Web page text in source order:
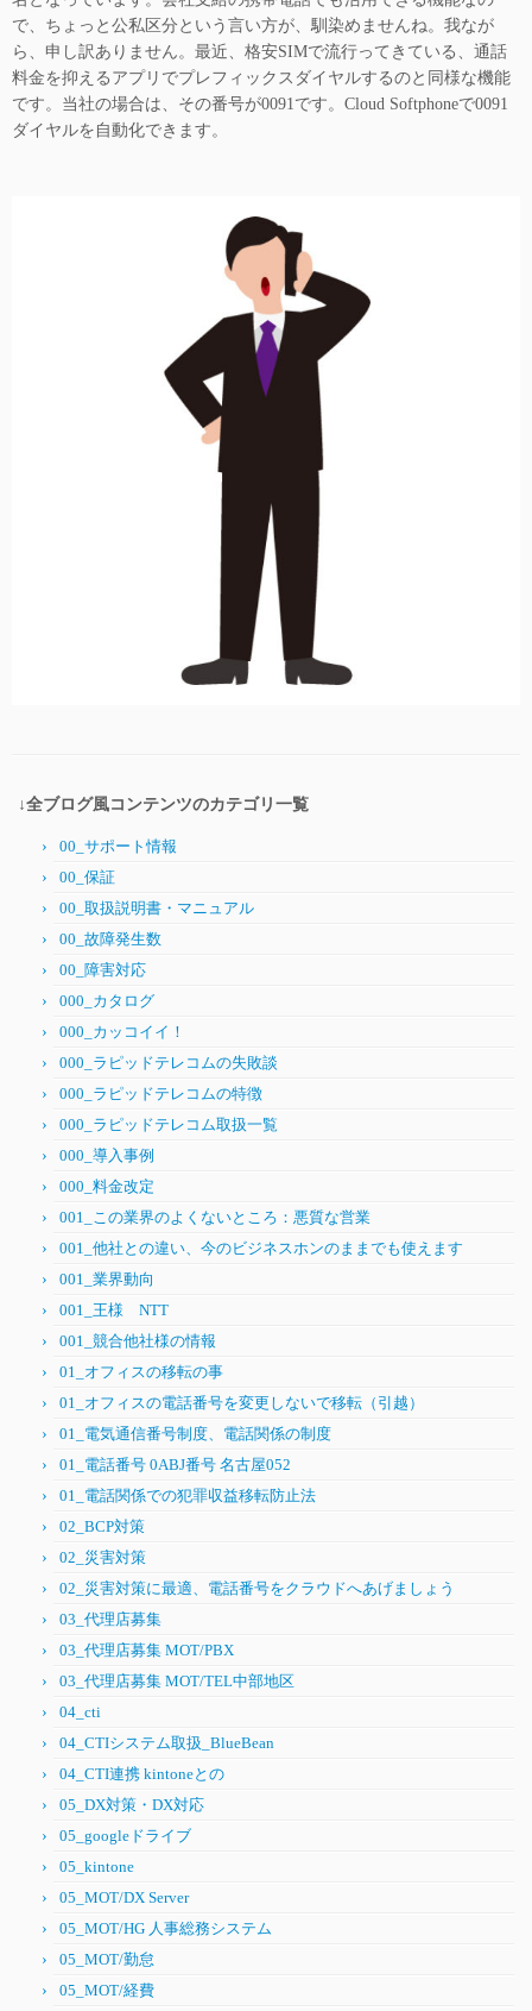
で、ちょっと公私区分という言い方が、馴染めませんね。我なが
ら、申し訳ありません。最近、格安SIMで流行ってきている、通話
料金を抑えるアプリでプレフィックスダイヤルするのと同様な機能
です。当社の場合は、その番号が0091です。Cloud Softphoneで0091
ダイヤルを自動化できます。
↓全ブログ風コンテンツのカテゴリ一覧
00_サポート情報
00_保証
00_取扱説明書・マニュアル
00_故障発生数
00_障害対応
000_カタログ
000_カッコイイ！
000_ラピッドテレコムの失敗談
000_ラピッドテレコムの特徴
000_ラピッドテレコム取扱一覧
000_導入事例
000_料金改定
001_この業界のよくないところ：悪質な営業
001_他社との違い、今のビジネスホンのままでも使えます
001_業界動向
001_王様 NTT
001_競合他社様の情報
01_オフィスの移転の事
01_オフィスの電話番号を変更しないで移転（引越）
01_電気通信番号制度、電話関係の制度
01_電話番号 0ABJ番号 名古屋052
01_電話関係での犯罪収益移転防止法
02_BCP対策
02_災害対策
02_災害対策に最適、電話番号をクラウドへあげましょう
03_代理店募集
03_代理店募集 MOT/PBX
03_代理店募集 MOT/TEL中部地区
04_cti
04_CTIシステム取扱_BlueBean
04_CTI連携 kintoneとの
05_DX対策・DX対応
05_googleドライブ
05_kintone
05_MOT/DX Server
05_MOT/HG 人事総務システム
05_MOT/勤怠
05_MOT/経費